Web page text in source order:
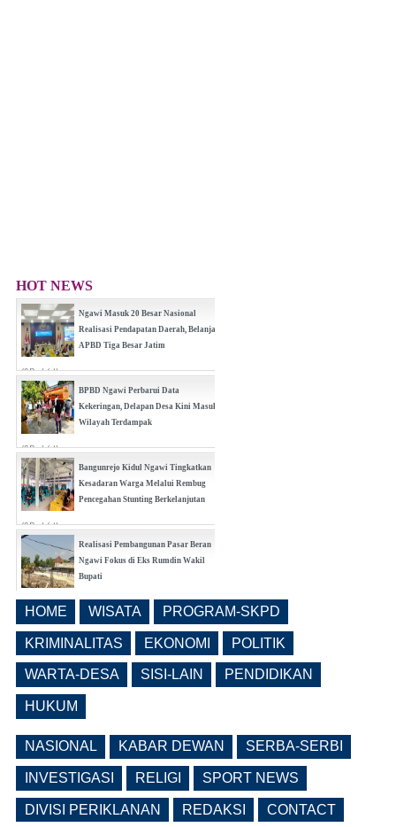
HOT NEWS
Ngawi Masuk 20 Besar Nasional
Realisasi Pendapatan Daerah, Belanja
APBD Tiga Besar Jatim
(0 Reply(s))
BPBD Ngawi Perbarui Data
Kekeringan, Delapan Desa Kini Masuk
Wilayah Terdampak
(0 Reply(s))
Bangunrejo Kidul Ngawi Tingkatkan
Kesadaran Warga Melalui Rembug
Pencegahan Stunting Berkelanjutan
(0 Reply(s))
Realisasi Pembangunan Pasar Beran
Ngawi Fokus di Eks Rumdin Wakil
Bupati
Buka Seleksi Direktur PDAM Definitif
(0 Reply(s))
HOME WISATA PROGRAM-SKPD
KRIMINALITAS EKONOMI POLITIK
WARTA-DESA SISI-LAIN PENDIDIKAN
HUKUM
NASIONAL KABAR DEWAN SERBA-SERBI
INVESTIGASI RELIGI SPORT NEWS
DIVISI PERIKLANAN REDAKSI CONTACT